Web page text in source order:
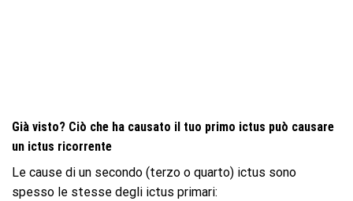
Già visto? Ciò che ha causato il tuo primo ictus può causare
un ictus ricorrente
Le cause di un secondo (terzo o quarto) ictus sono
spesso le stesse degli ictus primari: